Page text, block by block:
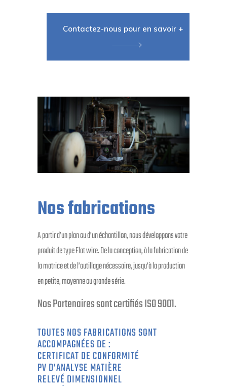
Contactez-nous pour en savoir +
Nos fabrications
A partir d’un plan ou d’un échantillon, nous développons votre
produit de type Flat wire. De la conception, à la fabrication de
la matrice et de l’outillage nécessaire, jusqu’à la production
en petite, moyenne ou grande série.
Nos Partenaires sont certifiés ISO 9001.
TOUTES NOS FABRICATIONS SONT
ACCOMPAGNÉES DE :
CERTIFICAT DE CONFORMITÉ
PV D’ANALYSE MATIÈRE
RELEVÉ DIMENSIONNEL